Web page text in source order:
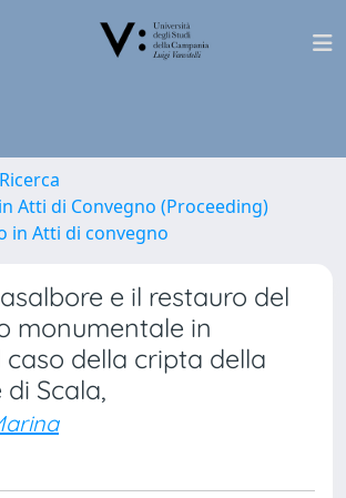
Atti di Convegno (Proceeding)
in Atti di convegno
e il restauro del
monumentale in
caso della cripta della
Scala,